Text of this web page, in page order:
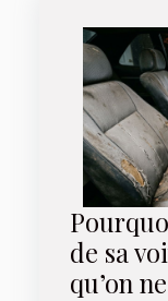
de sa
qu’on